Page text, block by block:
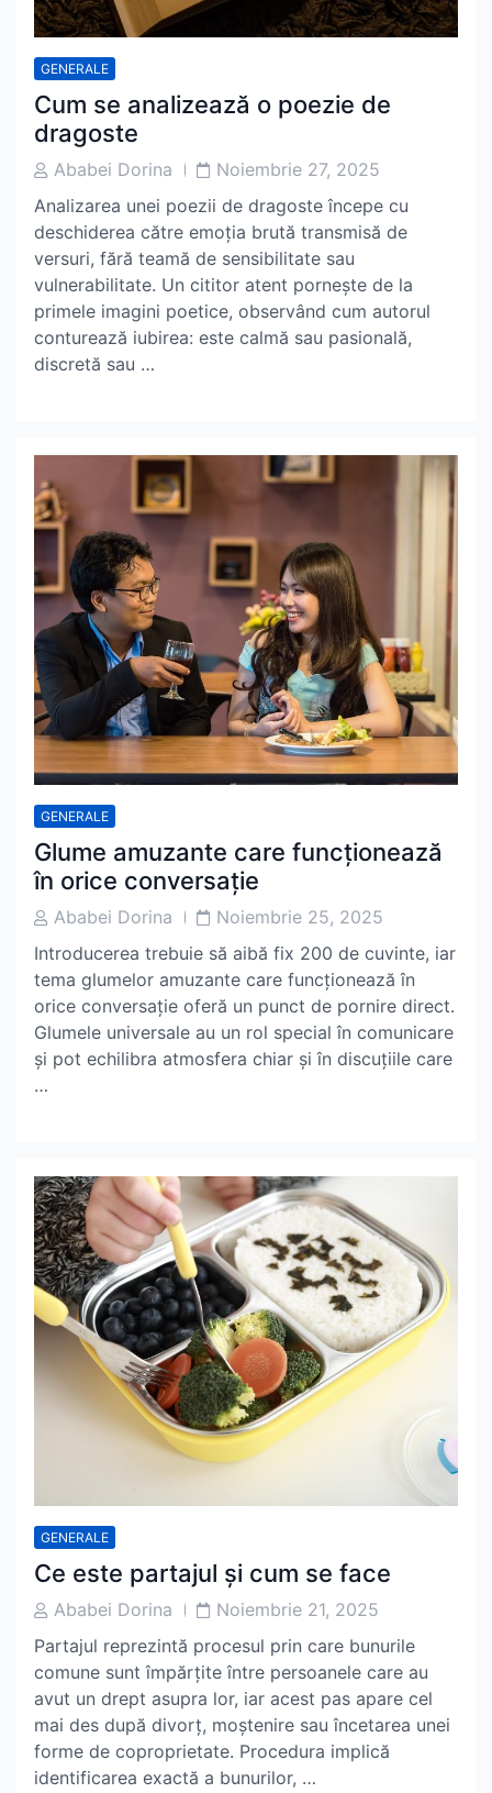
GENERALE
Cum se analizează o poezie de
dragoste
PostAbabei Dorina
PostNoiembrie 27, 2025
Analizarea unei poezii de dragoste începe cu
deschiderea către emoția brută transmisă de
versuri, fără teamă de sensibilitate sau
vulnerabilitate. Un cititor atent pornește de la
primele imagini poetice, observând cum autorul
conturează iubirea: este calmă sau pasională,
discretă sau …
GENERALE
Glume amuzante care funcționează
în orice conversație
PostAbabei Dorina
PostNoiembrie 25, 2025
Introducerea trebuie să aibă fix 200 de cuvinte, iar
tema glumelor amuzante care funcționează în
orice conversație oferă un punct de pornire direct.
Glumele universale au un rol special în comunicare
și pot echilibra atmosfera chiar și în discuțiile care
…
GENERALE
Ce este partajul și cum se face
PostAbabei Dorina
PostNoiembrie 21, 2025
Partajul reprezintă procesul prin care bunurile
comune sunt împărțite între persoanele care au
avut un drept asupra lor, iar acest pas apare cel
mai des după divorț, moștenire sau încetarea unei
forme de coproprietate. Procedura implică
identificarea exactă a bunurilor, …